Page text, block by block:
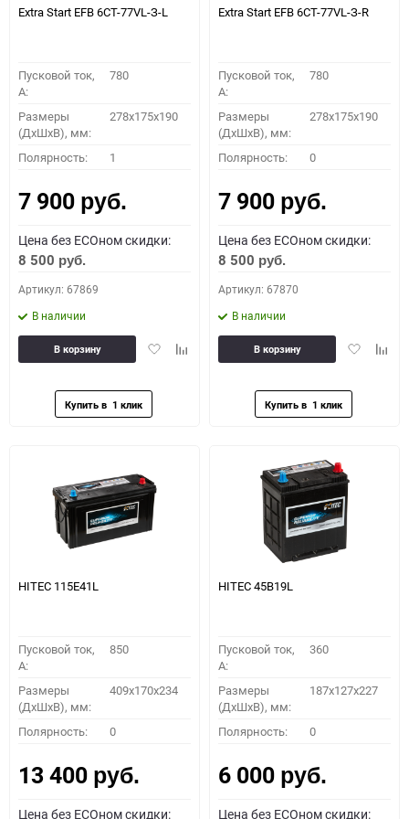
Extra Start EFB 6СТ-77VL-З-L
Пусковой ток,
A:
780
Размеры
(ДхШхВ), мм:
278х175х190
Полярность: 1
7 900 руб.
Цена без ECOном скидки:
8 500 руб.
Артикул: 67869
В наличии
ДобавитьДобавить
В корзину
Extra Start EFB 6СТ-77VL-З-R
Пусковой ток,
A:
780
Размеры
(ДхШхВ), мм:
278х175х190
Полярность: 0
7 900 руб.
Цена без ECOном скидки:
8 500 руб.
Артикул: 67870
В наличии
Добавить
В корзину
HITEC 115E41L
Пусковой ток,
A:
850
Размеры
(ДхШхВ), мм:
409x170x234
Полярность: 0
13 400 руб.
Цена без ECOном скидки:
HITEC 45B19L
Пусковой ток,
A:
360
Размеры
(ДхШхВ), мм:
187x127x227
Полярность: 0
6 000 руб.
Цена без ECOном скидки: